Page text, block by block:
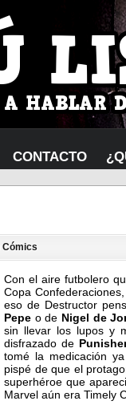
CONTACTO
Cómics
Con el aire futbolero
Copa
eso de Destructor
Pepe o de Nigel de
sin llevar los lupos y
disfrazado de
tomé la medicación
pispé de que el
superhéroe que
Marvel aún era Timely